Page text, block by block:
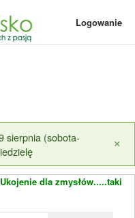
Logowanie
sierpnia (sobota-
×
Ukojenie dla zmysłów.....taki